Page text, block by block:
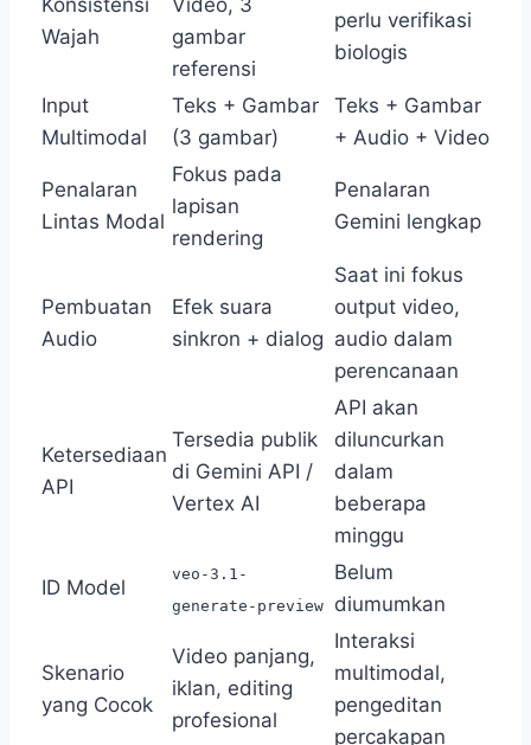
Wajah
gambar
referensi
perlu verifikasi
biologis
Input
Multimodal
Teks + Gambar
(3 gambar)
Teks + Gambar
+ Audio + Video
Penalaran
Lintas Modal
Fokus pada
lapisan
rendering
Penalaran
Gemini lengkap
Pembuatan
Audio
Efek suara
sinkron + dialog
Saat ini fokus
output video,
audio dalam
perencanaan
Ketersediaan
API
Tersedia publik
di Gemini API /
Vertex AI
API akan
diluncurkan
dalam
beberapa
minggu
ID Model
veo-3.1-
generate-preview
Belum
diumumkan
Skenario
yang Cocok
Video panjang,
iklan, editing
profesional
Interaksi
multimodal,
pengeditan
percakapan